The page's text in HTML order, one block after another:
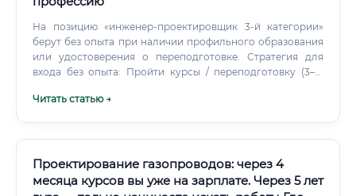
На позицию «инженер-проектировщик 3-й категории»
берут без опыта при наличии профильного образования
или удостоверения о переподготовке. Стратегия для
входа без опыта: Пройти курсы / переподготовку (3–12
чертежи) Откликаться на позиции стажёра или
трудоустройства Сколько зарабатывают выпускники
курсов и как быстро окупается обучение ⚡ Рассмотрим
конкретный расчёт окупаемости.
Читать статью →
Проектирование газопроводов: через 4
месяца курсов вы уже на зарплате. Через 5 лет